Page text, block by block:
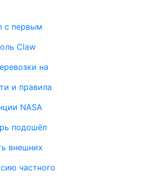
с первым
Claw
на
и правила
NASA
подошёл
внешних
частного